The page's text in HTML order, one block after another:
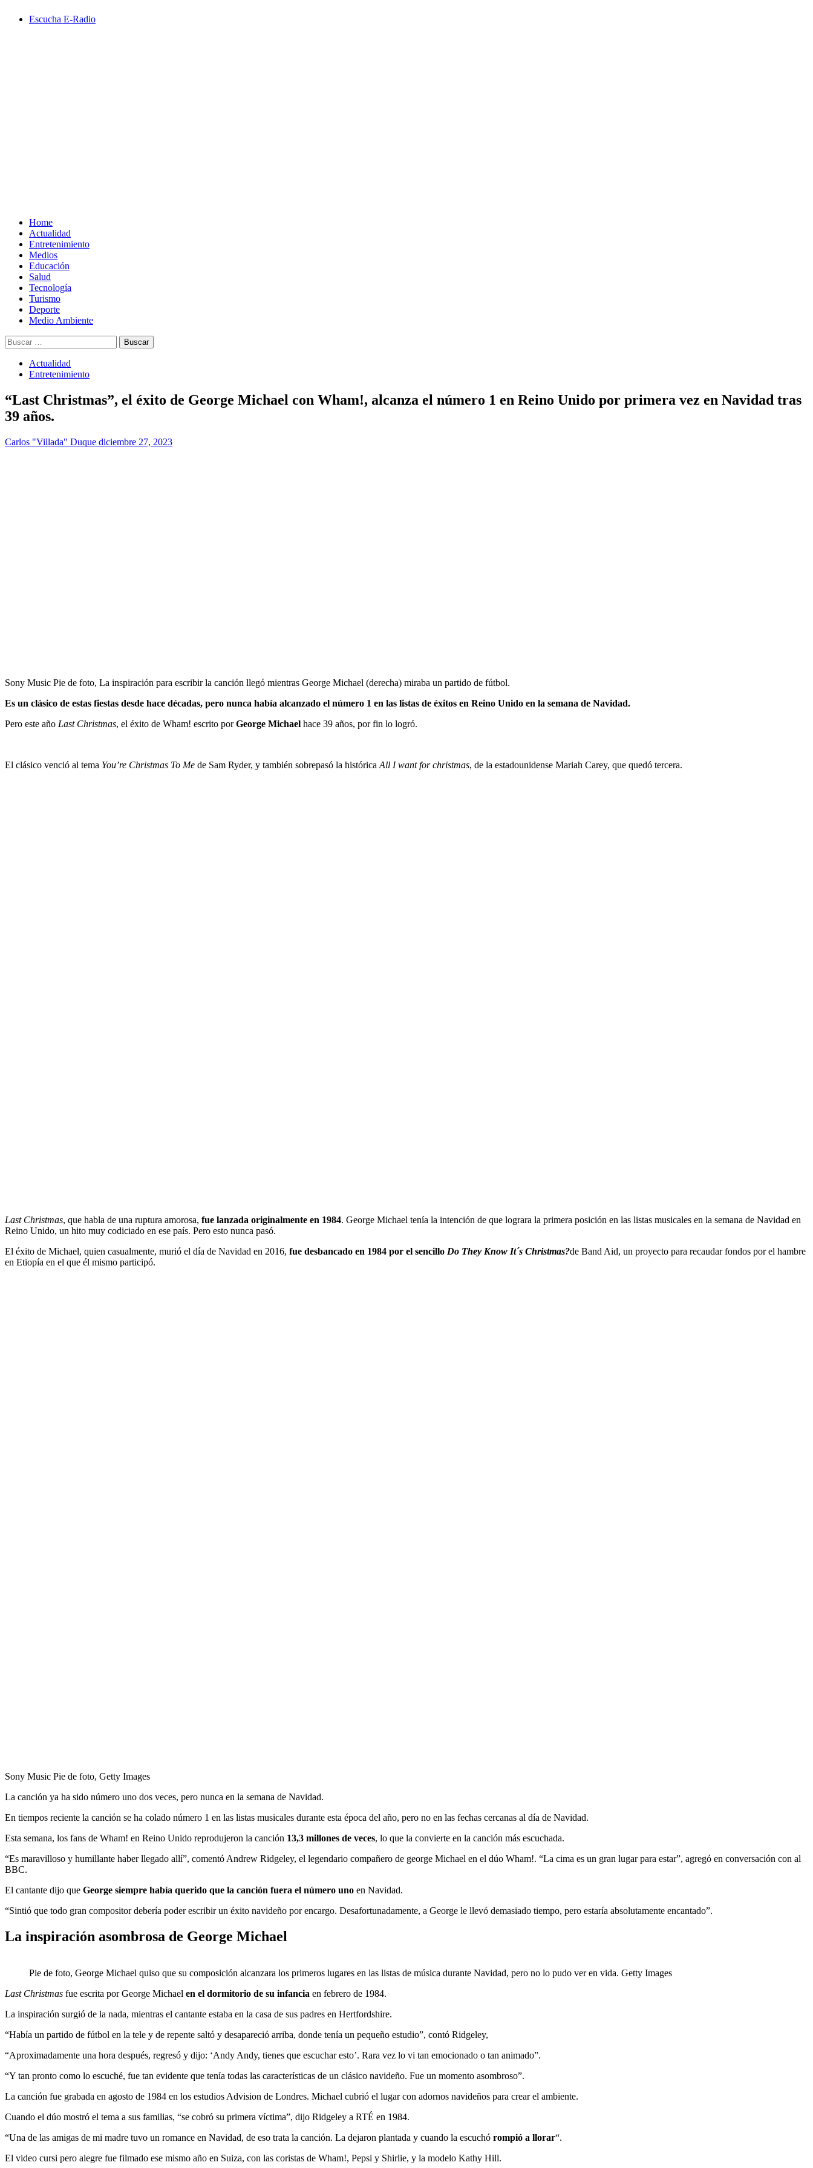
Escucha E-Radio
Home
Actualidad
Entretenimiento
Medios
Educación
Salud
Tecnología
Turismo
Deporte
Medio Ambiente
Buscar:
Actualidad
Entretenimiento
“Last Christmas”, el éxito de George Michael con Wham!, alcanza el número 1 en Reino Unido por primera vez en Navidad tras
39 años.
Carlos "Villada" Duque diciembre 27, 2023
Sony Music Pie de foto, La inspiración para escribir la canción llegó mientras George Michael (derecha) miraba un partido de fútbol.
Es un clásico de estas fiestas desde hace décadas, pero nunca había alcanzado el número 1 en las listas de éxitos en Reino Unido en la semana de Navidad.
Pero este año Last Christmas, el éxito de Wham! escrito porGeorge Michael hace 39 años, por fin lo logró.
El clásico venció al tema You’re Christmas To Me de Sam Ryder, y también sobrepasó la histórica All I want for christmas, de la estadounidense Mariah Carey, que quedó tercera.
Last Christmas, que habla de una ruptura amorosa, fue lanzada originalmente en 1984. George Michael tenía la intención de que lograra la primera posición en las listas musicales en la semana de Navidad en
Reino Unido, un hito muy codiciado en ese país. Pero esto nunca pasó.
El éxito de Michael, quien casualmente, murió el día de Navidad en 2016, fue desbancado en 1984 por el sencillo Do They Know It´s Christmas?de Band Aid, un proyecto para recaudar fondos por el hambre
en Etiopía en el que él mismo participó.
Sony Music Pie de foto, Getty Images
La canción ya ha sido número uno dos veces, pero nunca en la semana de Navidad.
En tiempos reciente la canción se ha colado número 1 en las listas musicales durante esta época del año, pero no en las fechas cercanas al día de Navidad.
Esta semana, los fans de Wham! en Reino Unido reprodujeron la canción 13,3 millones de veces, lo que la convierte en la canción más escuchada.
“Es maravilloso y humillante haber llegado allí”, comentó Andrew Ridgeley, el legendario compañero de george Michael en el dúo Wham!. “La cima es un gran lugar para estar”, agregó en conversación con al
BBC.
El cantante dijo que George siempre había querido que la canción fuera el número uno en Navidad.
“Sintió que todo gran compositor debería poder escribir un éxito navideño por encargo. Desafortunadamente, a George le llevó demasiado tiempo, pero estaría absolutamente encantado”.
La inspiración asombrosa de George Michael
Pie de foto, George Michael quiso que su composición alcanzara los primeros lugares en las listas de música durante Navidad, pero no lo pudo ver en vida. Getty Images
Last Christmas fue escrita por George Michael en el dormitorio de su infancia en febrero de 1984.
La inspiración surgió de la nada, mientras el cantante estaba en la casa de sus padres en Hertfordshire.
“Había un partido de fútbol en la tele y de repente saltó y desapareció arriba, donde tenía un pequeño estudio”, contó Ridgeley,
“Aproximadamente una hora después, regresó y dijo: ‘Andy Andy, tienes que escuchar esto’. Rara vez lo vi tan emocionado o tan animado”.
“Y tan pronto como lo escuché, fue tan evidente que tenía todas las características de un clásico navideño. Fue un momento asombroso”.
La canción fue grabada en agosto de 1984 en los estudios Advision de Londres. Michael cubrió el lugar con adornos navideños para crear el ambiente.
Cuando el dúo mostró el tema a sus familias, “se cobró su primera víctima”, dijo Ridgeley a RTÉ en 1984.
“Una de las amigas de mi madre tuvo un romance en Navidad, de eso trata la canción. La dejaron plantada y cuando la escuchó rompió a llorar“.
El video cursi pero alegre fue filmado ese mismo año en Suiza, con las coristas de Wham!, Pepsi y Shirlie, y la modelo Kathy Hill.